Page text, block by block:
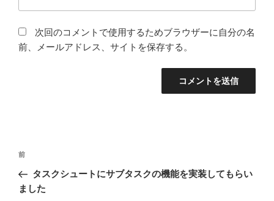
次回のコメントで使用するためブラウザーに自分の名
前、メールアドレス、サイトを保存する。
投
ナ
前
の
投
前
タスクシュートにサブタスクの機能を実装してもらい
ました